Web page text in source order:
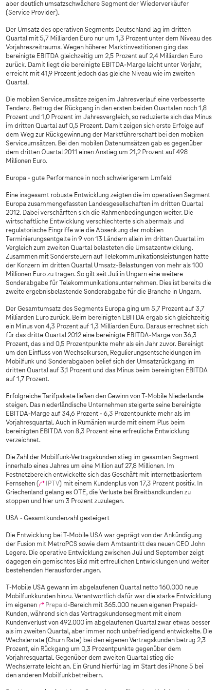
aber deutlich umsatzschwächere Segment der Wiederverkäufer
(Service Provider).
Der Umsatz des operativen Segments Deutschland lag im dritten
Quartal mit 5,7 Milliarden Euro nur um 1,3 Prozent unter dem Niveau des
Vorjahreszeitraums. Wegen höherer Marktinvestitionen ging das
bereinigte EBITDA gleichzeitig um 2,5 Prozent auf 2,4 Milliarden Euro
zurück. Damit liegt die bereinigte EBITDA-Marge leicht unter Vorjahr,
erreicht mit 41,9 Prozent jedoch das gleiche Niveau wie im zweiten
Quartal.
Die mobilen Serviceumsätze zeigen im Jahresverlauf eine verbesserte
Tendenz. Betrug der Rückgang in den ersten beiden Quartalen noch 1,8
Prozent und 1,0 Prozent im Jahresvergleich, so reduzierte sich das Minus
im dritten Quartal auf 0,5 Prozent. Damit zeigen sich erste Erfolge auf
dem Weg zur Rückgewinnung der Marktführerschaft bei den mobilen
Serviceumsätzen. Bei den mobilen Datenumsätzen gab es gegenüber
dem dritten Quartal 2011 einen Anstieg um 21,2 Prozent auf 498
Millionen Euro.
Europa - gute Performance in noch schwierigerem Umfeld
Eine insgesamt robuste Entwicklung zeigten die im operativen Segment
Europa zusammengefassten Landesgesellschaften im dritten Quartal
2012. Dabei verschärften sich die Rahmenbedingungen weiter. Die
wirtschaftliche Entwicklung verschlechterte sich abermals und
regulatorische Eingriffe wie die Absenkung der mobilen
Terminierungsentgelte in 9 von 13 Ländern allein im dritten Quartal im
Vergleich zum zweiten Quartal belasteten die Umsatzentwicklung.
Zusammen mit Sondersteuern auf Telekommunikationsleistungen hatte
der Konzern im dritten Quartal Umsatz-Belastungen von mehr als 100
Millionen Euro zu tragen. So gilt seit Juli in Ungarn eine weitere
Sonderabgabe für Telekommunikationsunternehmen. Dies ist bereits die
zweite ergebnisbelastende Sonderabgabe für die Branche in Ungarn.
Der Gesamtumsatz des Segments Europa ging um 5,7 Prozent auf 3,7
Milliarden Euro zurück. Beim bereinigten EBITDA ergab sich gleichzeitig
ein Minus von 4,3 Prozent auf 1,3 Milliarden Euro. Daraus errechnet sich
für das dritte Quartal 2012 eine bereinigte EBITDA-Marge von 36,3
Prozent, das sind 0,5 Prozentpunkte mehr als ein Jahr zuvor. Bereinigt
um den Einfluss von Wechselkursen, Regulierungsentscheidungen im
Mobilfunk und Sonderabgaben belief sich der Umsatzrückgang im
dritten Quartal auf 3,1 Prozent und das Minus beim bereinigten EBITDA
auf 1,7 Prozent.
Erfolgreiche Tarifpakete ließen den Gewinn von T-Mobile Niederlande
steigen. Das niederländische Unternehmen steigerte seine bereinigte
EBITDA-Marge auf 34,6 Prozent - 6,3 Prozentpunkte mehr als im
Vorjahresquartal. Auch in Rumänien wurde mit einem Plus beim
bereinigten EBITDA von 8,3 Prozent eine erfreuliche Entwicklung
verzeichnet.
Die Zahl der Mobilfunk-Vertragskunden stieg im gesamten Segment
innerhalb eines Jahres um eine Million auf 27,8 Millionen. Im
Festnetzbereich entwickelte sich das Geschäft mit internetbasiertem
Fernsehen (
IPTV) mit einem Kundenplus von 17,3 Prozent positiv. In
Griechenland gelang es OTE, die Verluste bei Breitbandkunden zu
stoppen und hier um 3 Prozent zuzulegen.
USA - Gesamtkundenzahl gesteigert
Die Entwicklung bei T-Mobile USA war geprägt von der Ankündigung
der Fusion mit MetroPCS sowie dem Amtsantritt des neuen CEO John
Legere. Die operative Entwicklung zwischen Juli und September zeigt
dagegen ein gemischtes Bild mit erfreulichen Entwicklungen und weiter
bestehenden Herausforderungen.
T-Mobile USA gewann im abgelaufenen Quartal netto 160.000 neue
Mobilfunkkunden hinzu. Verantwortlich dafür war die starke Entwicklung
im eigenen
Prepaid-Bereich mit 365.000 neuen eigenen Prepaid-
Kunden, während sich das Vertragskundensegment mit einem
Kundenverlust von 492.000 im abgelaufenen Quartal zwar etwas besser
als im zweiten Quartal, aber immer noch unbefriedigend entwickelte. Die
Wechslerrate (Churn Rate) bei den eigenen Vertragskunden betrug 2,3
Prozent, ein Rückgang um 0,3 Prozentpunkte gegenüber dem
Vorjahresquartal. Gegenüber dem zweiten Quartal stieg die
Wechslerrate leicht an. Ein Grund hierfür lag im Start des iPhone 5 bei
den anderen Mobilfunkbetreibern.